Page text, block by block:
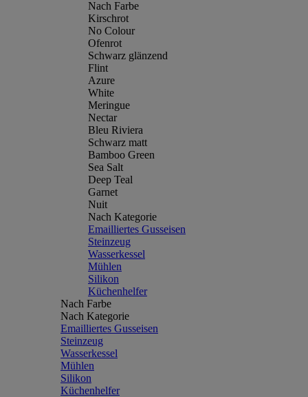
Nach Farbe
Kirschrot
No Colour
Ofenrot
Schwarz glänzend
Flint
Azure
White
Meringue
Nectar
Bleu Riviera
Schwarz matt
Bamboo Green
Sea Salt
Deep Teal
Garnet
Nuit
Nach Kategorie
Emailliertes Gusseisen
Steinzeug
Wasserkessel
Mühlen
Silikon
Küchenhelfer
Nach Farbe
Nach Kategorie
Emailliertes Gusseisen
Steinzeug
Wasserkessel
Mühlen
Silikon
Küchenhelfer